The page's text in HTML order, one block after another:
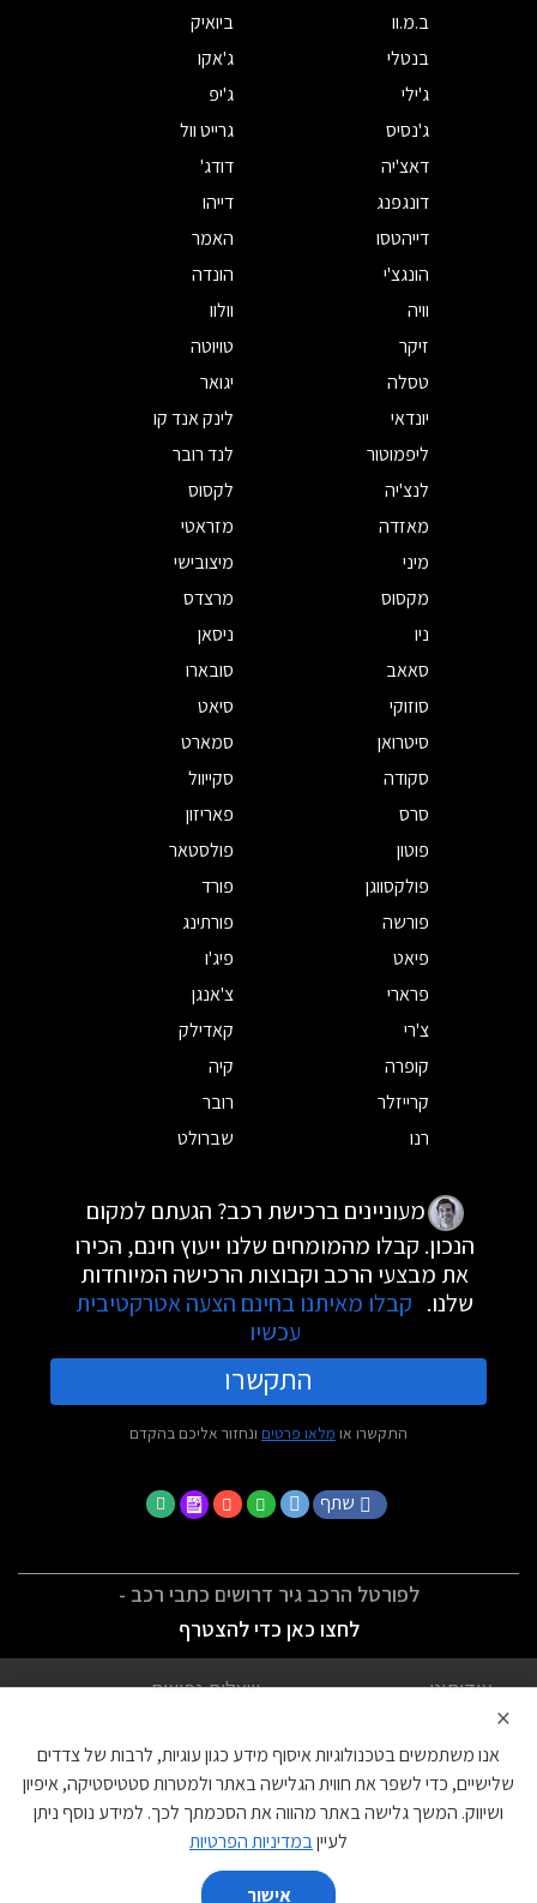
ב.מ.וו
ביואיק
בנטלי
ג'אקו
ג'ילי
ג'יפ
ג'נסיס
גרייט וול
דאצ'יה
דודג'
דונגפנג
דייהו
דייהטסו
האמר
הונגצ'י
הונדה
וויה
וולוו
זיקר
טויוטה
טסלה
יגואר
יונדאי
לינק אנד קו
ליפמוטור
לנד רובר
לנצ'יה
לקסוס
מאזדה
מזראטי
מיני
מיצובישי
מקסוס
מרצדס
ניו
ניסאן
סאאב
סובארו
סוזוקי
סיאט
סיטרואן
סמארט
סקודה
סקייוול
סרס
פאריזון
פוטון
פולסטאר
פולקסווגן
פורד
פורשה
פורתינג
פיאט
פיג'ו
פרארי
צ'אנגן
צ'רי
קאדילק
קופרה
קיה
קרייזלר
רובר
רנו
שברולט
מעוניינים ברכישת רכב? הגעתם למקום
הנכון. קבלו מהמומחים שלנו ייעוץ חינם, הכירו
את מבצעי הרכב וקבוצות הרכישה המיוחדות
שלנו. קבלו מאיתנו בחינם הצעה אטרקטיבית
עכשיו
התקשרו
התקשרו או מלאו פרטים ונחזור אליכם בהקדם
שתף
לפורטל הרכב גיר דרושים כתבי רכב -
לחצו כאן כדי להצטרף
אודותינו
שאלות נפוצות
הצהרת נגישות
צור קשר
עוגיות
×
אנו משתמשים בטכנולוגיות איסוף מידע כגון עוגיות, לרבות של צדדים
שלישיים, כדי לשפר את חווית הגלישה באתר ולמטרות סטטיסטיקה, איפיון
ושיווק. המשך גלישה באתר מהווה את הסכמתך לכך. למידע נוסף ניתן
לעייןבמדיניות הפרטיות
אישור